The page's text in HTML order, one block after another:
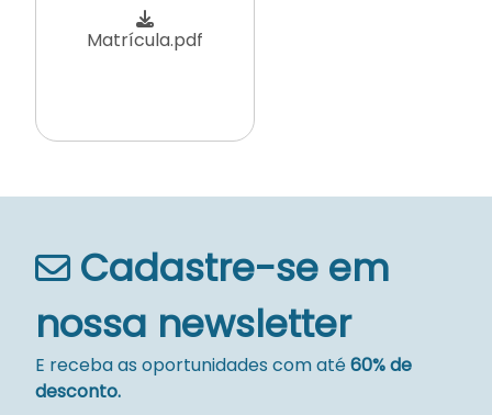
Matrícula.pdf
Cadastre-se em
nossa newsletter
E receba as oportunidades com até60% de
desconto.